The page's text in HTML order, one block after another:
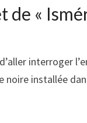
de «
interroger
noire installée